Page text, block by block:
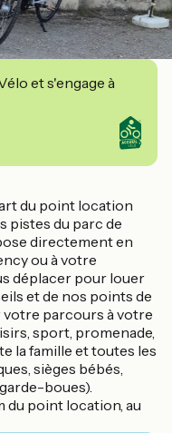
et s'engage à
du point location
pistes du parc de
directement en
ou à votre
déplacer pour louer
et de nos points de
votre parcours à votre
sport, promenade,
la famille et toutes les
sièges bébés,
boues).
du point location, au